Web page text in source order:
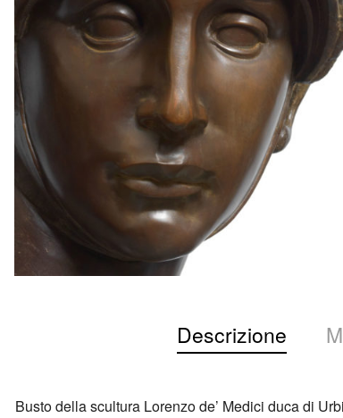
Descrizione
Busto della scultura Lorenzo de’ Medici duca di